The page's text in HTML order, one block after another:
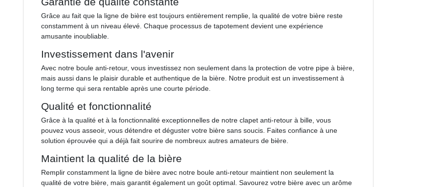
Grâce au fait que la ligne de bière est toujours entièrement remplie, la qualité de votre bière reste
constamment à un niveau élevé. Chaque processus de tapotement devient une expérience
amusante inoubliable.
Investissement dans l'avenir
Avec notre boule anti-retour, vous investissez non seulement dans la protection de votre pipe à bière,
mais aussi dans le plaisir durable et authentique de la bière. Notre produit est un investissement à
long terme qui sera rentable après une courte période.
Qualité et fonctionnalité
Grâce à la qualité et à la fonctionnalité exceptionnelles de notre clapet anti-retour à bille, vous
pouvez vous asseoir, vous détendre et déguster votre bière sans soucis. Faites confiance à une
solution éprouvée qui a déjà fait sourire de nombreux autres amateurs de bière.
Maintient la qualité de la bière
Remplir constamment la ligne de bière avec notre boule anti-retour maintient non seulement la
qualité de votre bière, mais garantit également un goût optimal. Savourez votre bière avec un arôme